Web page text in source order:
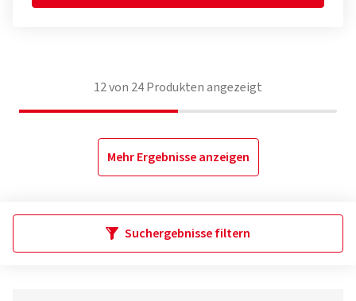
12von 24Produkten angezeigt
Mehr Ergebnisse anzeigen
Suchergebnisse filtern